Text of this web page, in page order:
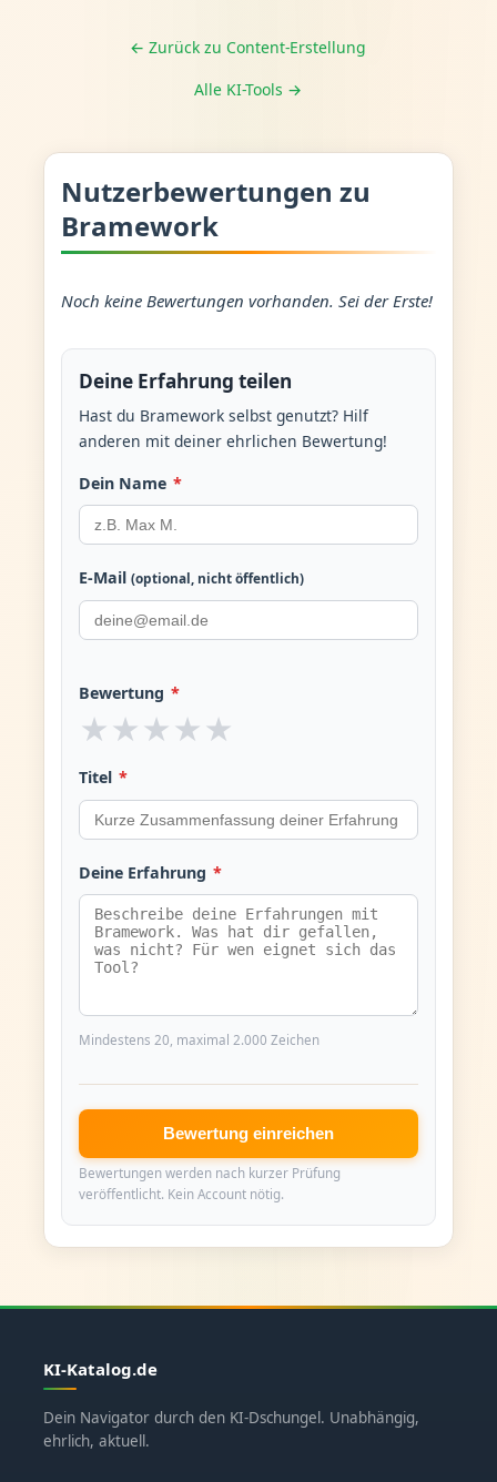
← Zurück zu Content-Erstellung
Alle KI-Tools →
Nutzerbewertungen zu
Bramework
Noch keine Bewertungen vorhanden. Sei der Erste!
Deine Erfahrung teilen
Hast du Bramework selbst genutzt? Hilf
anderen mit deiner ehrlichen Bewertung!
Dein Name *
E-Mail (optional, nicht öffentlich)
Bewertung *
★ ★ ★ ★ ★
Titel *
Deine Erfahrung *
Mindestens 20, maximal 2.000 Zeichen
Bewertung einreichen
Bewertungen werden nach kurzer Prüfung
veröffentlicht. Kein Account nötig.
KI-Katalog.de
Dein Navigator durch den KI-Dschungel. Unabhängig,
ehrlich, aktuell.